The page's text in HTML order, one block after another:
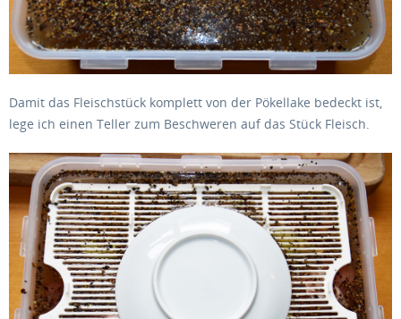
Damit das Fleischstück komplett von der Pökellake bedeckt ist,
lege ich einen Teller zum Beschweren auf das Stück Fleisch.